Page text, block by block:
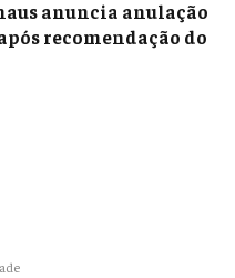
anuncia anulação
recomendação do